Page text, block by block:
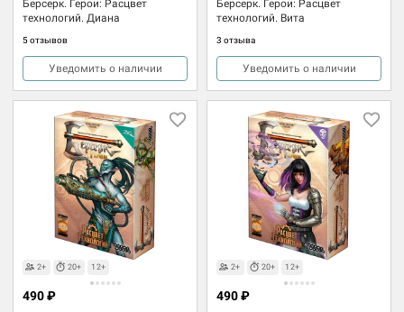
Берсерк. Герои: Расцвет
технологий. Диана
5 отзывов
Уведомить о наличии
Берсерк. Герои: Расцвет
технологий. Вита
3 отзыва
Уведомить о наличии
2+ 20+ 12+
490 ₽
2+ 20+ 12+
490 ₽